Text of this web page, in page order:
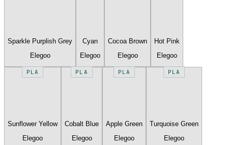
Sparkle Purplish Grey
Elegoo
Cyan
Elegoo
Cocoa Brown
Elegoo
Hot Pink
Elegoo
PLA
Sunflower Yellow
Elegoo
PLA
Cobalt Blue
Elegoo
PLA
Apple Green
Elegoo
PLA
Turquoise Green
Elegoo